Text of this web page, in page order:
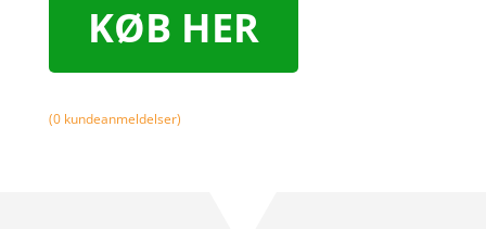
KØB HER
(0kundeanmeldelser)